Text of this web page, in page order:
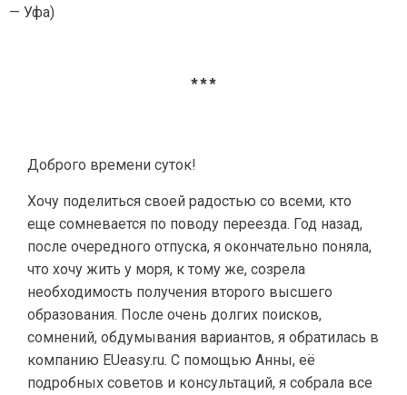
— Уфа)
***
Доброго времени суток!
Хочу поделиться своей радостью со всеми, кто
еще сомневается по поводу переезда. Год назад,
после очередного отпуска, я окончательно поняла,
что хочу жить у моря, к тому же, созрела
необходимость получения второго высшего
образования. После очень долгих поисков,
сомнений, обдумывания вариантов, я обратилась в
компанию EUeasy.ru. С помощью Анны, её
подробных советов и консультаций, я собрала все